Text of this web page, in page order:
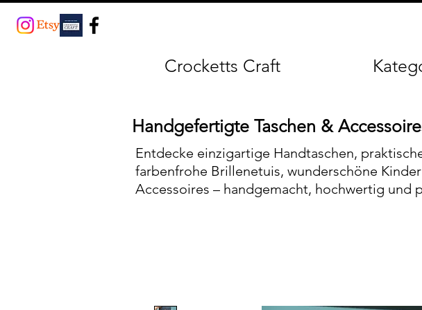
Crocketts Craft
Handgefertigte Taschen &
Entdecke einzigartige Handtaschen,
farbenfrohe Brillenetuis, wunderschöne
Accessoires – handgemacht, hochwertig und